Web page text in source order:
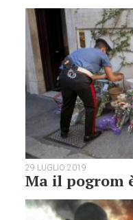
29 LUGLIO 2019
Ma il pogrom